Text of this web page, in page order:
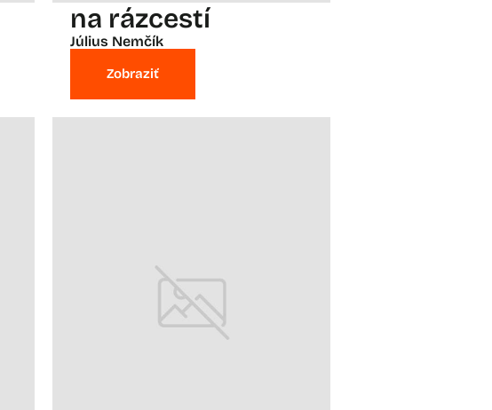
na rázcestí
Július Nemčík
Zobraziť